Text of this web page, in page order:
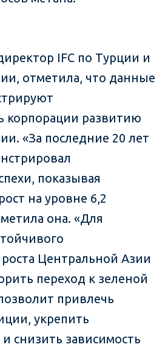
IFC по Турции и
отметила, что данные
корпорации развитию
«За последние 20 лет
показывая
на уровне 6,2
она. «Для
Центральной Азии
переход к зеленой
привлечь
укрепить
снизить зависимость